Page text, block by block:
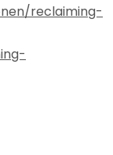
reclaiming-